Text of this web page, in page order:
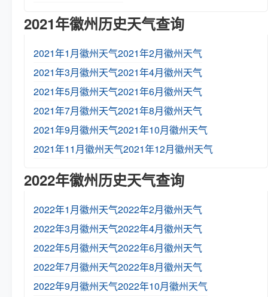
2021年徽州历史天气查询
2021年1月徽州天气2021年2月徽州天气
2021年3月徽州天气2021年4月徽州天气
2021年5月徽州天气2021年6月徽州天气
2021年7月徽州天气2021年8月徽州天气
2021年9月徽州天气2021年10月徽州天气
2021年11月徽州天气2021年12月徽州天气
2022年徽州历史天气查询
2022年1月徽州天气2022年2月徽州天气
2022年3月徽州天气2022年4月徽州天气
2022年5月徽州天气2022年6月徽州天气
2022年7月徽州天气2022年8月徽州天气
2022年9月徽州天气2022年10月徽州天气